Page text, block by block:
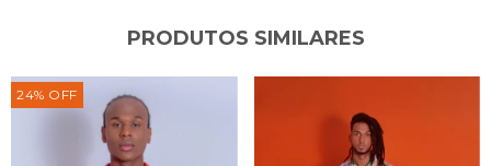
PRODUTOS SIMILARES
24% OFF